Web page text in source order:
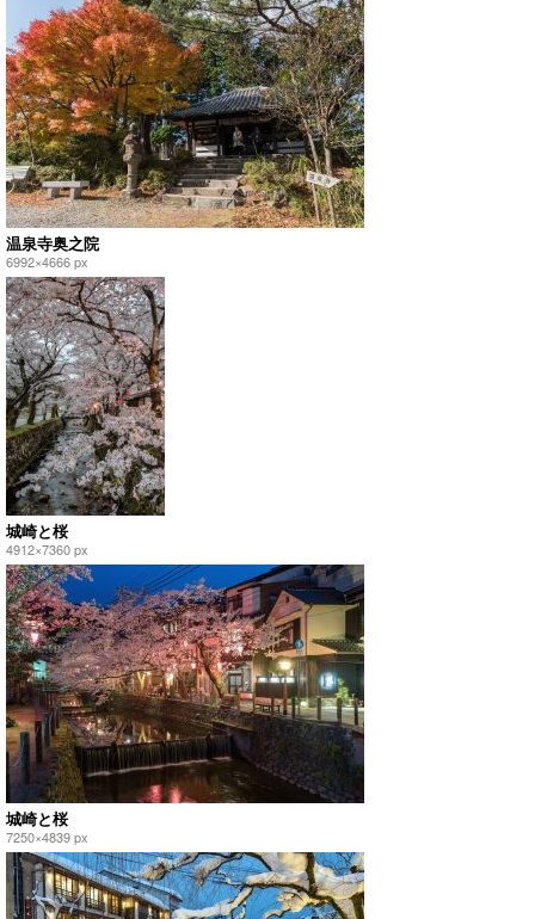
温泉寺奥之院
6992×4666 px
城崎と桜
4912×7360 px
城崎と桜
7250×4839 px